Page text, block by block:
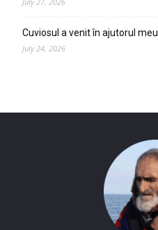
Cuviosul a venit în ajutorul meu
July 24, 2026